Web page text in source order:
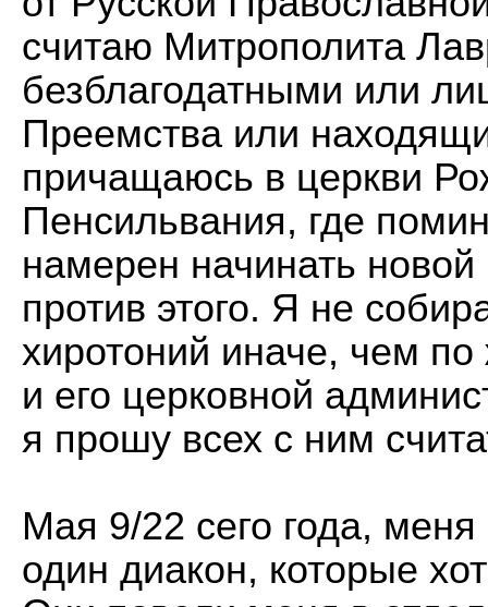
считаю Митрополита
безблагодатными или
Преемства или
причащаюсь в церкви
Пенсильвания, где
намерен начинать
против этого. Я не
хиротоний иначе, чем
и его церковной
я прошу всех с ним
Мая 9/22 сего года,
один диакон, которые